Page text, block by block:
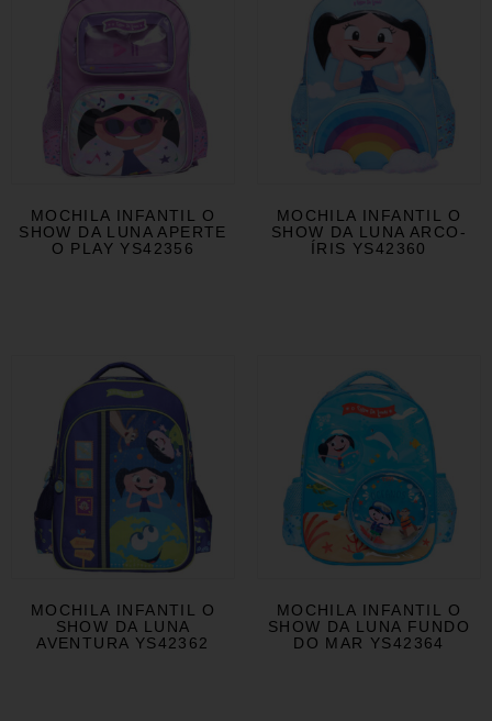
MOCHILA INFANTIL O
SHOW DA LUNA APERTE
O PLAY YS42356
MOCHILA INFANTIL O
SHOW DA LUNA ARCO-
ÍRIS YS42360
MOCHILA INFANTIL O
SHOW DA LUNA
AVENTURA YS42362
MOCHILA INFANTIL O
SHOW DA LUNA FUNDO
DO MAR YS42364